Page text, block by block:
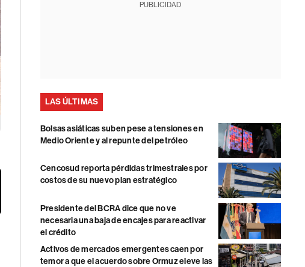
PUBLICIDAD
LAS ÚLTIMAS
Bolsas asiáticas suben pese a tensiones en
Medio Oriente y al repunte del petróleo
Cencosud reporta pérdidas trimestrales por
costos de su nuevo plan estratégico
Presidente del BCRA dice que no ve
necesaria una baja de encajes para reactivar
el crédito
Activos de mercados emergentes caen por
temor a que el acuerdo sobre Ormuz eleve las